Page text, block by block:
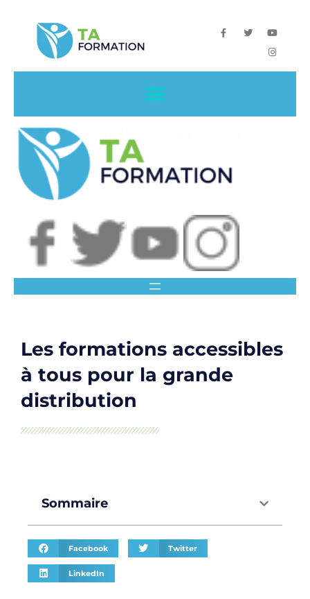
Les formations accessibles
à tous pour la grande
distribution
Sommaire
Facebook Twitter
LinkedIn